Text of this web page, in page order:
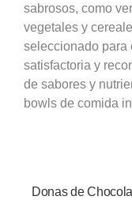
sabrosos, como
vegetales y
seleccionado para
satisfactoria y
de sabores y
bowls de comida
Donas de